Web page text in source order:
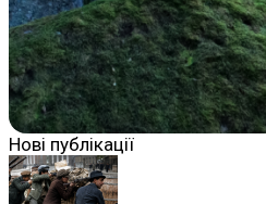
Нові публікації